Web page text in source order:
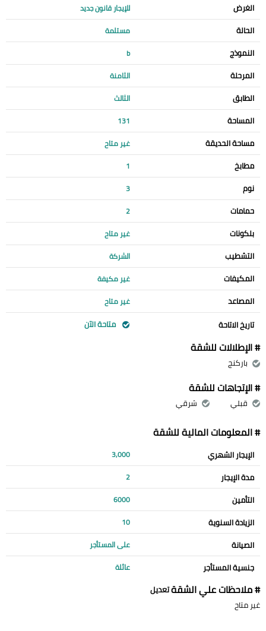
الغرض للإيجار قانون جديد
الحالة مستلمة
النموذج b
المرحلة الثامنة
الطابق الثالث
المساحة 131
مساحة الحديقة غير متاح
مطابخ 1
نوم 3
حمامات 2
بلكونات غير متاح
التشطيب الشركة
المكيفات غير مكيفة
المصاعد غير متاح
تاريخ الاتاحة متاحة الآن
# الإطلالات للشقة
باركنج
# الإتجاهات للشقة
قبلي شرقي
# المعلومات المالية للشقة
الإيجار الشهري 3,000
مدة الإيجار 2
التأمين 6000
الزيادة السنوية 10
الصيانة على المستأجر
جنسية المستأجر عائلة
# ملاحظات علي الشقةتعديل
غير متاح